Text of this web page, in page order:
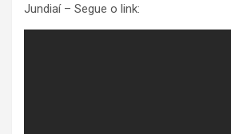
Jundiaí – Segue o link: